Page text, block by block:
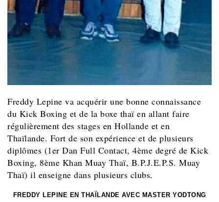
Freddy Lepine va acquérir une bonne connaissance
du Kick Boxing et de la boxe thaï en allant faire
régulièrement des stages en Hollande et en
Thaïlande. Fort de son expérience et de plusieurs
diplômes (1er Dan Full Contact, 4ème degré de Kick
Boxing, 8ème Khan Muay Thaï, B.P.J.E.P.S. Muay
Thaï) il enseigne dans plusieurs clubs.
FREDDY LEPINE EN THAÏLANDE AVEC MASTER YODTONG